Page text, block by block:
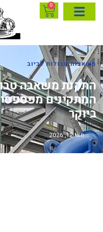
0
משאבות טבולות לביוב
התקנת משאבה
המתקינים
ביוקר
מאי 12, 2026